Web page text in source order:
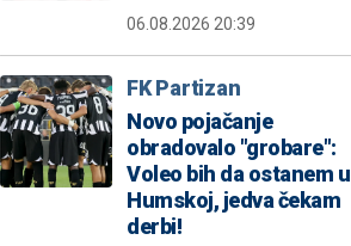
06.08.2026 20:39
FK Partizan
Novo pojačanje
obradovalo "grobare":
Voleo bih da ostanem u
Humskoj, jedva čekam
derbi!